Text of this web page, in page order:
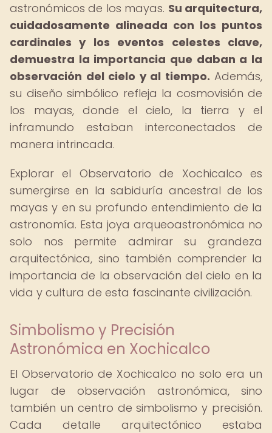
astronómicos de los mayas. Su arquitectura,
cuidadosamente alineada con los puntos
cardinales y los eventos celestes clave,
demuestra la importancia que daban a la
observación del cielo y al tiempo. Además,
su diseño simbólico refleja la cosmovisión de
los mayas, donde el cielo, la tierra y el
inframundo estaban interconectados de
manera intrincada.
Explorar el Observatorio de Xochicalco es
sumergirse en la sabiduría ancestral de los
mayas y en su profundo entendimiento de la
astronomía. Esta joya arqueoastronómica no
solo nos permite admirar su grandeza
arquitectónica, sino también comprender la
importancia de la observación del cielo en la
vida y cultura de esta fascinante civilización.
Simbolismo y Precisión
Astronómica en Xochicalco
El Observatorio de Xochicalco no solo era un
lugar de observación astronómica, sino
también un centro de simbolismo y precisión.
Cada detalle arquitectónico estaba